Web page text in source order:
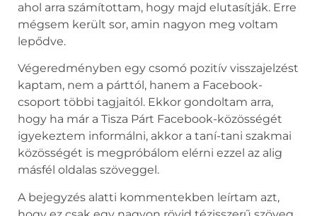
ahol arra számítottam, hogy majd elutasítják. Erre
mégsem került sor, amin nagyon meg voltam
lepődve.
Végeredményben egy csomó pozitív visszajelzést
kaptam, nem a párttól, hanem a Facebook-
csoport többi tagjaitól. Ekkor gondoltam arra,
hogy ha már a Tisza Párt Facebook-közösségét
igyekeztem informálni, akkor a taní-tani szakmai
közösségét is megpróbálom elérni ezzel az alig
másfél oldalas szöveggel.
A bejegyzés alatti kommentekben leírtam azt,